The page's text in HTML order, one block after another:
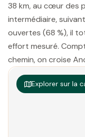
38 km, au cœur des
intermédiaire,
ouvertes (68 %), il
effort mesuré.
chemin, on croise
Explorer sur la